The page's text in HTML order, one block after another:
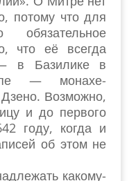
потому что для
что её всегда
в Базилике в
— монахе-
Возможно,
и до первого
году, когда и
об этом не
какому-